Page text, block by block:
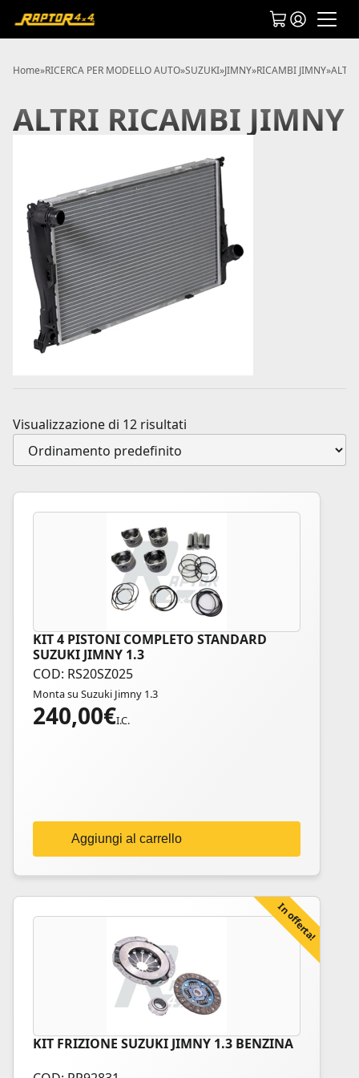
Home»RICERCA PER MODELLO AUTO»SUZUKI»JIMNY»RICAMBI JIMNY»
ALTRI RICAMBI JIMNY
Visualizzazione di 12 risultati
KIT 4 PISTONI COMPLETO STANDARD
SUZUKI JIMNY 1.3
COD: RS20SZ025
Monta su Suzuki Jimny 1.3
240,00€I.C.
Aggiungi al carrello
In offerta!
KIT FRIZIONE SUZUKI JIMNY 1.3 BENZINA